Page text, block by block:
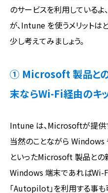
のサービスを利用しているよ
が、Intune を使うメリットは
少し考えてみましょう。
① Microsoft 製品と
末ならWi-Fi経由のキ
Intune は、Microsoftが提供
当然のことながら
といったMicrosoft 製品との
Windows 端末であればWi-
「Autopilot」を利用する事も